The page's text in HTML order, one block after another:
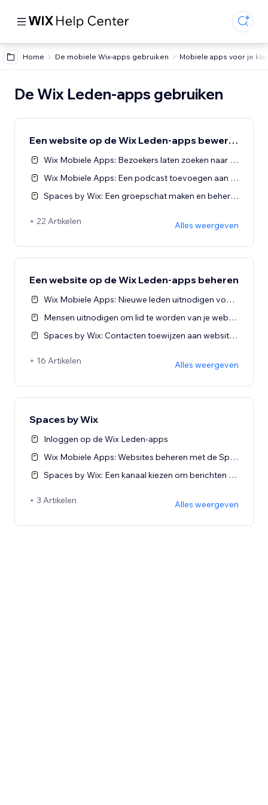
Home De mobiele Wix-apps gebruiken Mobiele apps voor je
De Wix Leden-apps gebruiken
Een website op de Wix Leden-apps bewerken
Wix Mobiele Apps: Bezoekers laten zoeken naar je website met de Spaces-app
Wix Mobiele Apps: Een podcast toevoegen aan je leden-apps
Spaces by Wix: Een groepschat maken en beheren
+ 22 Artikelen Alles weergeven
Een website op de Wix Leden-apps beheren
Wix Mobiele Apps: Nieuwe leden uitnodigen voor een website via je Spaces-app
Mensen uitnodigen om lid te worden van je website op de Wix Leden-apps
Spaces by Wix: Contacten toewijzen aan websitebijdragers
+ 16 Artikelen Alles weergeven
Spaces by Wix
Inloggen op de Wix Leden-apps
Wix Mobiele Apps: Websites beheren met de Spaces-app
Spaces by Wix: Een kanaal kiezen om berichten te verzenden
+ 3 Artikelen Alles weergeven